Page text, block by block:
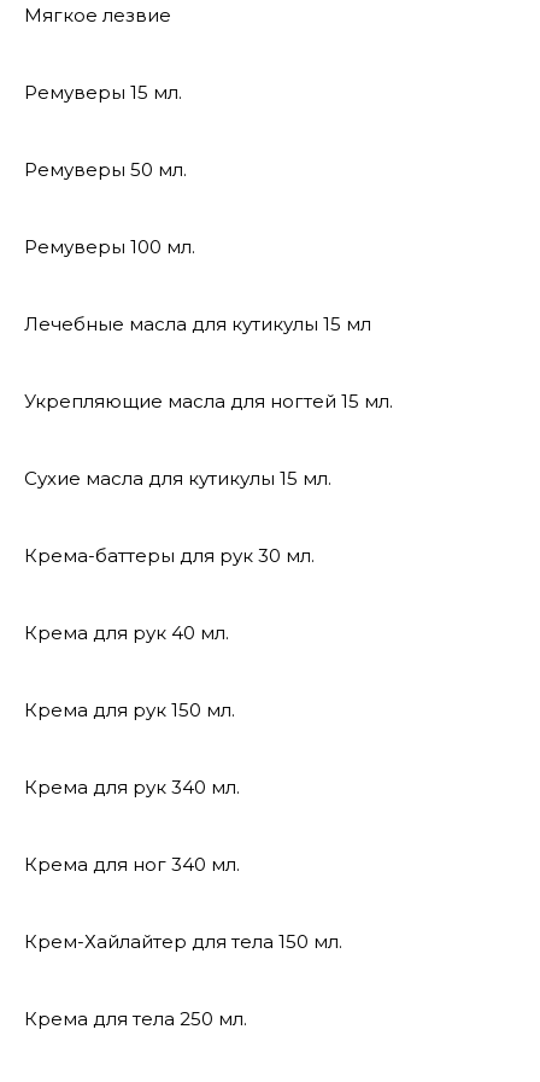
Мягкое лезвие
Ремуверы 15 мл.
Ремуверы 50 мл.
Ремуверы 100 мл.
Лечебные масла для кутикулы 15 мл
Укрепляющие масла для ногтей 15 мл.
Сухие масла для кутикулы 15 мл.
Крема-баттеры для рук 30 мл.
Крема для рук 40 мл.
Крема для рук 150 мл.
Крема для рук 340 мл.
Крема для ног 340 мл.
Крем-Хайлайтер для тела 150 мл.
Крема для тела 250 мл.